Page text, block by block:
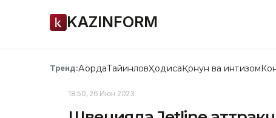
KAZINFORM
Тренд:АқордаТайинловҲодисаҚонун ва интизом
18:50, 26 Июн 2023